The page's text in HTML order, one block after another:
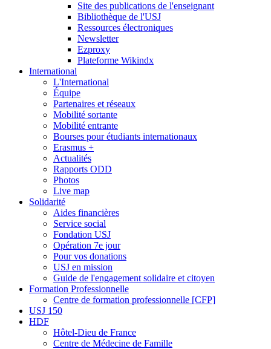
Site des publications de l'enseignant
Bibliothèque de l'USJ
Ressources électroniques
Newsletter
Ezproxy
Plateforme Wikindx
International
L'International
Équipe
Partenaires et réseaux
Mobilité sortante
Mobilité entrante
Bourses pour étudiants internationaux
Erasmus +
Actualités
Rapports ODD
Photos
Live map
Solidarité
Aides financières
Service social
Fondation USJ
Opération 7e jour
Pour vos donations
USJ en mission
Guide de l'engagement solidaire et citoyen
Formation Professionnelle
Centre de formation professionnelle [CFP]
USJ 150
HDF
Hôtel-Dieu de France
Centre de Médecine de Famille